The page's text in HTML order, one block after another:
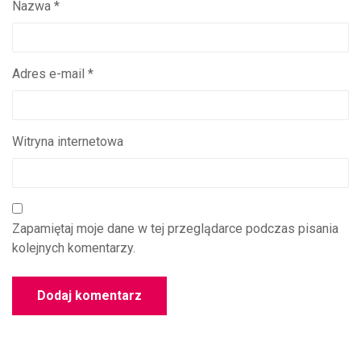
Nazwa *
Adres e-mail *
Witryna internetowa
Zapamiętaj moje dane w tej przeglądarce podczas pisania
kolejnych komentarzy.